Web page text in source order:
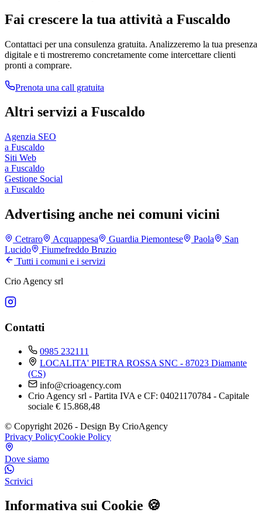
Fai crescere la tua attività a Fuscaldo
Contattaci per una consulenza gratuita. Analizzeremo la tua presenza
digitale e ti mostreremo concretamente come intercettare clienti
pronti a comprare.
Prenota una call gratuita
Altri servizi a Fuscaldo
Agenzia SEO
a Fuscaldo
Siti Web
a Fuscaldo
Gestione Social
a Fuscaldo
Advertising anche nei comuni vicini
Cetraro Acquappesa Guardia Piemontese Paola
San
Lucido
Fiumefreddo Bruzio
Tutti i comuni e i servizi
Crio Agency srl
Contatti
0985 232111
LOCALITA' PIETRA ROSSA SNC - 87023 Diamante
(CS)
info@crioagency.com
Crio Agency srl - Partita IVA e CF: 04021170784 - Capitale
sociale € 15.868,48
© Copyright 2026 - Design By CrioAgency
Privacy PolicyCookie Policy
Dove siamo
Scrivici
Informativa sui Cookie 🍪